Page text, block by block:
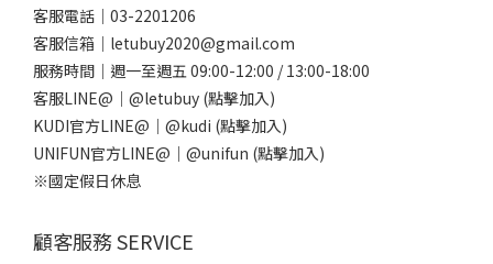
客服電話｜03-2201206
客服信箱｜letubuy2020@gmail.com
服務時間｜週一至週五 09:00-12:00 / 13:00-18:00
客服LINE@｜ @letubuy (點擊加入)
KUDI官方LINE@｜ @kudi (點擊加入)
UNIFUN官方LINE@｜ @unifun (點擊加入)
※國定假日休息
顧客服務 SERVICE